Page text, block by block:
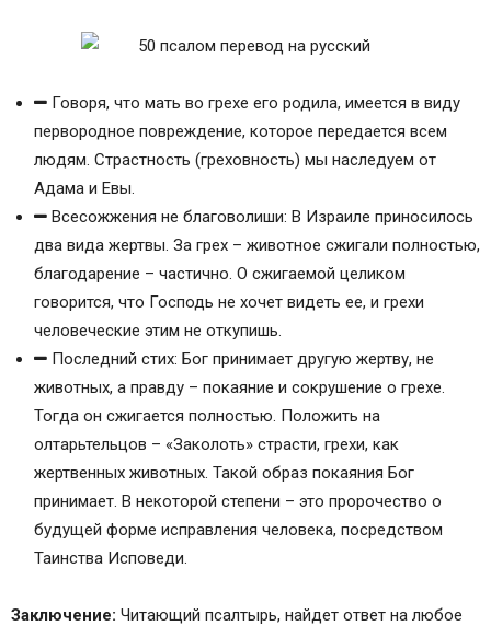
Говоря, что мать во грехе его родила, имеется в виду
первородное повреждение, которое передается всем
людям. Страстность (греховность) мы наследуем от
Адама и Евы.
Всесожжения не благоволиши: В Израиле приносилось
два вида жертвы. За грех – животное сжигали полностью,
благодарение – частично. О сжигаемой целиком
говорится, что Господь не хочет видеть ее, и грехи
человеческие этим не откупишь.
Последний стих: Бог принимает другую жертву, не
животных, а правду – покаяние и сокрушение о грехе.
Тогда он сжигается полностью. Положить на
олтарьтельцов – «Заколоть» страсти, грехи, как
жертвенных животных. Такой образ покаяния Бог
принимает. В некоторой степени – это пророчество о
будущей форме исправления человека, посредством
Таинства Исповеди.
Заключение: Читающий псалтырь, найдет ответ на любое